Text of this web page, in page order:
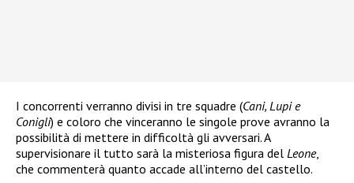
I concorrenti verranno divisi in tre squadre (Cani, Lupi e
Conigli) e coloro che vinceranno le singole prove avranno la
possibilità di mettere in difficoltà gli avversari. A
supervisionare il tutto sarà la misteriosa figura del Leone,
che commenterà quanto accade all’interno del castello.